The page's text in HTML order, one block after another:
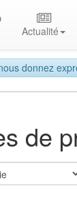
donnez
Actualité
de